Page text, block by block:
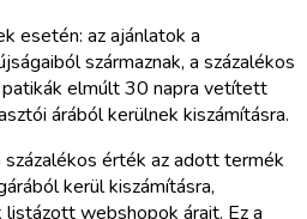
esetén: az ajánlatok a
származnak, a százalékos
elmúlt 30 napra vetített
árából kerülnek kiszámításra.
érték az adott termék
kerül kiszámításra,
webshopok árait. Ez a